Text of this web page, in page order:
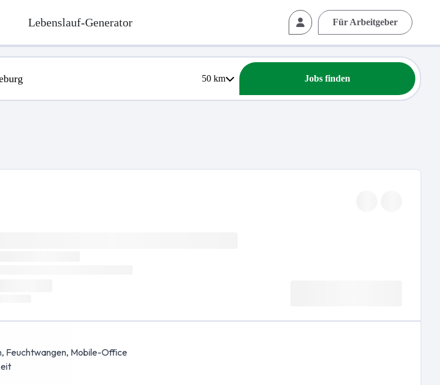
Lebenslauf-Generator Für Arbeitgeber
50km Jobs finden